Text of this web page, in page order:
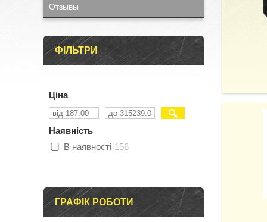
Отзывы
ФІЛЬТРИ
Ціна
Наявність
В наявності 156
ГРАФІК РОБОТИ